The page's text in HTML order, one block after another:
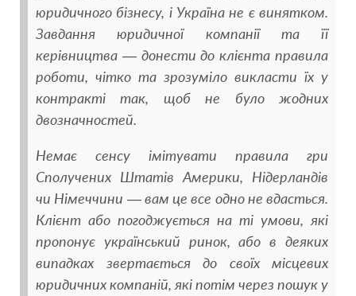
юридичного бізнесу, і Україна не є винятком.
Завдання юридичної компанії та її
керівництва — донести до клієнта правила
роботи, чітко та зрозуміло викласти їх у
контракті так, щоб не було жодних
двозначностей.
Немає сенсу імітувати правила гри
Сполучених Штатів Америки, Нідерландів
чи Німеччини — вам це все одно не вдасться.
Клієнт або погоджується на ті умови, які
пропонує український ринок, або в деяких
випадках звертається до своїх місцевих
юридичних компаній, які потім через пошук у